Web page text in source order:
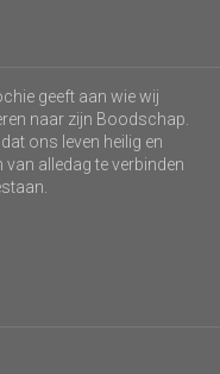
geeft aan wie wij
naar zijn Boodschap.
ons leven heilig en
alledag te verbinden